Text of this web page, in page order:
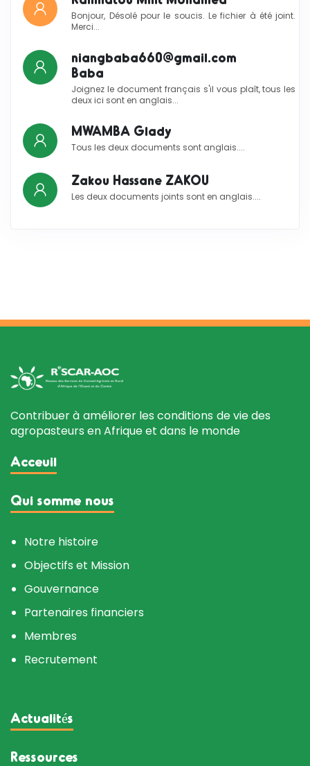
Bonjour, Désolé pour le soucis. Le fichier à été joint.
Merci...
niangbaba660@gmail.com
Baba
Joignez le document français s'il vous plaît, tous les
deux ici sont en anglais...
MWAMBA Glady
Tous les deux documents sont anglais....
Zakou Hassane ZAKOU
Les deux documents joints sont en anglais....
Contribuer à améliorer les conditions de vie des
agropasteurs en Afrique et dans le monde
Acceuil
Qui somme nous
Notre histoire
Objectifs et Mission
Gouvernance
Partenaires financiers
Membres
Recrutement
Actualités
Ressources